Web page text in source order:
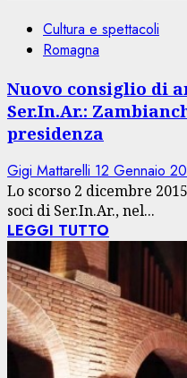
Cultura e spettacoli
Romagna
Nuovo consiglio di
Ser.In.Ar.:
presidenza
Gigi Mattarelli 12 Gennaio
Lo scorso 2 dicembre
soci di Ser.In.Ar., nel...
LEGGI TUTTO